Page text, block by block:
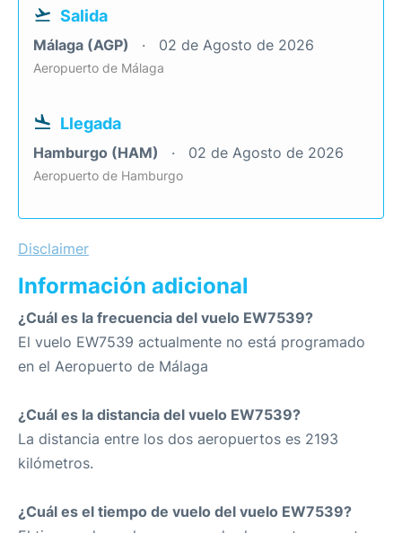
Salida
Málaga (AGP) 02 de Agosto de 2026
Aeropuerto de Málaga
Llegada
Hamburgo (HAM) 02 de Agosto de 2026
Aeropuerto de Hamburgo
Disclaimer
Información adicional
¿Cuál es la frecuencia del vuelo EW7539?
El vuelo EW7539 actualmente no está programado
en el Aeropuerto de Málaga
¿Cuál es la distancia del vuelo EW7539?
La distancia entre los dos aeropuertos es 2193
kilómetros.
¿Cuál es el tiempo de vuelo del vuelo EW7539?